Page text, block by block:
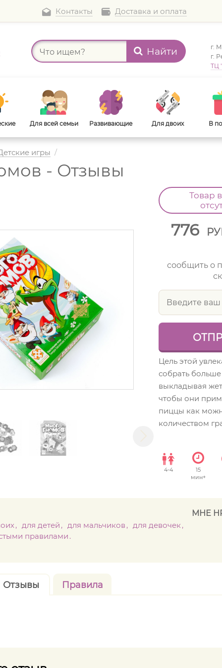
Контакты Доставка и оплата
Найти
г.
г.
ТЦ
Для всей семьи Развивающие Для двоих В
игры /
- Отзывы
Товар
776
сообщить о
Цель этой
собрать
выкладывая
чтобы они
пиццы как
количеством
4-4
15
мин+
для детей для мальчиков
для девочек
правилами
МНЕ
Отзывы Правила